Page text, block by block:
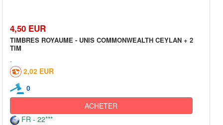
4,50 EUR
TIMBRES ROYAUME - UNIS COMMONWEALTH CEYLAN + 2
TIM
2,02 EUR
0
ACHETER
FR - 22***